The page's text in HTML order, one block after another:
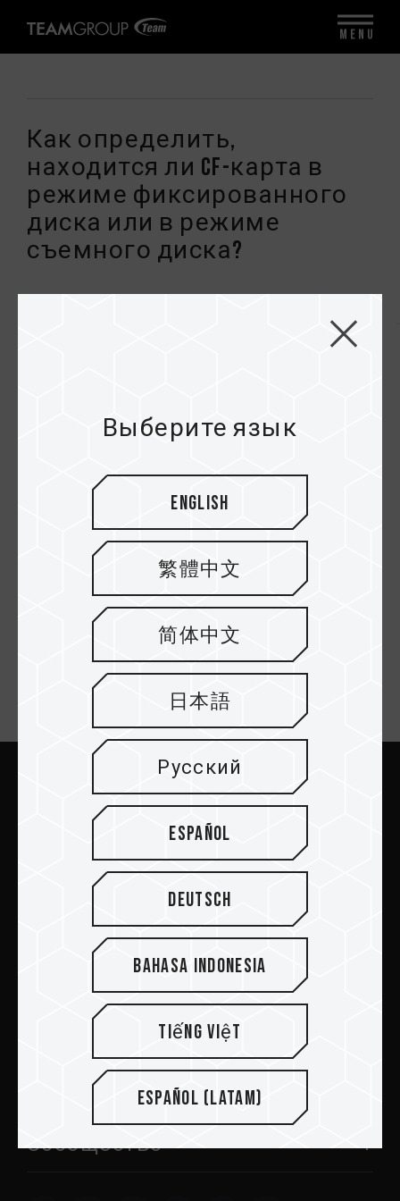
Как определить,
находится ли CF-карта в
режиме фиксированного
диска или в режиме
съемного диска?
находится в режиме съемного диска. (адаптер/
адаптер или плата расширения или плата
Назад к списку
Email подписка
Отправить
ПРОДУКТЫ
Поддержка
Сообщество
Выберите язык
English
繁體中文
简体中文
日本語
Русский
Español
Deutsch
Bahasa Indonesia
Tiếng Việt
Español (Latam)
MENU